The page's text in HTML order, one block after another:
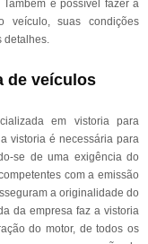
é possível fazer a
veículo, suas condições
detalhes.
de veículos
em vistoria para
vistoria é necessária para
se de uma exigência do
com a emissão
a originalidade do
da empresa faz a vistoria
do motor, de todos os